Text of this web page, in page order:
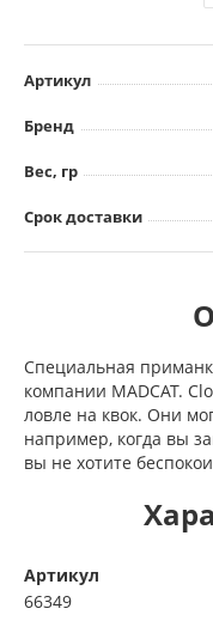
Артикул
Бренд
Вес, гр
Срок доставки
Специальная
компании MADCAT.
ловле на квок. Они
например, когда вы
вы не хотите
Артикул
66349